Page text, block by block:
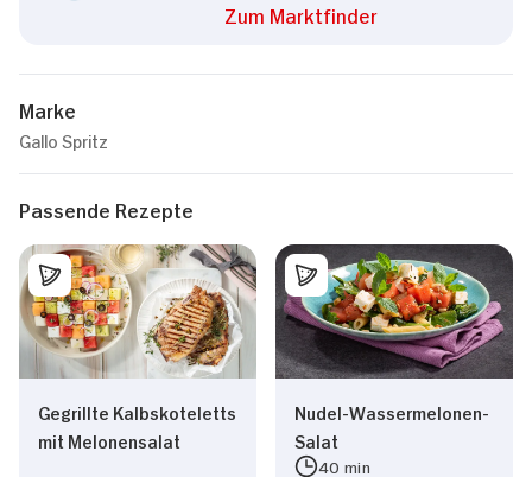
Zum Marktfinder
Marke
Gallo Spritz
Passende Rezepte
Gegrillte Kalbskoteletts
mit Melonensalat
Nudel-Wassermelonen-
Salat
40 min